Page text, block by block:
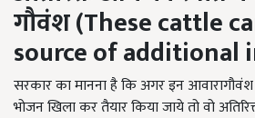
गौवंश (These cattle
source of additional
सरकार का मानना है कि अगर इन
भोजन खिला कर तैयार किया जाये तो वो